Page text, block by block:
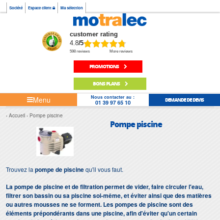
Société Espace client Ma sélection
customer rating
4.8/5
598 reviews More reviews
PROMOTIONS
BONS PLANS
Menu Nous contacter au :
01 39 97 65 10 DEMANDE DE DEVIS
Accueil Pompe piscine
Pompe piscine
Trouvez la pompe de piscinequ'il vous faut.
La pompe de piscine et de filtration permet de vider, faire circuler l'eau,
filtrer son bassin ou sa piscine soi-même, et éviter ainsi que des matières
ou autres mousses ne se forment. Les pompes de piscine sont des
éléments prépondérants dans une piscine, afin d'éviter qu'un certain